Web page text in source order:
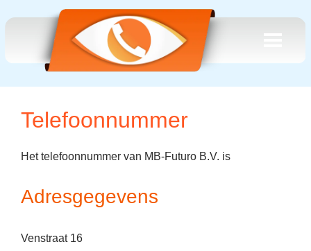
Telefoonnummer
Het telefoonnummer van MB-Futuro B.V. is
Adresgegevens
Venstraat 16